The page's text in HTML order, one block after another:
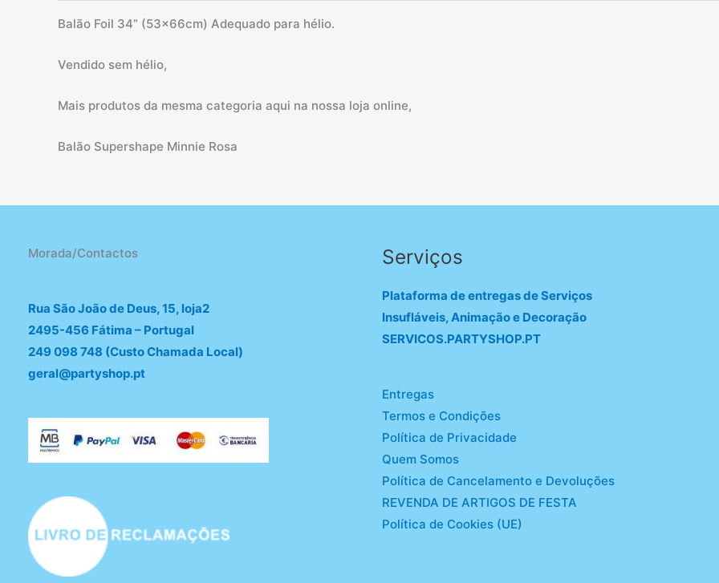
Balão Foil 34” (53x66cm) Adequado para hélio.
Vendido sem hélio,
Mais produtos da mesma categoria aqui na nossa loja online,
Balão Supershape Minnie Rosa
Morada/Contactos
Rua São João de Deus, 15, loja2
2495-456 Fátima – Portugal
249 098 748 (Custo Chamada Local)
geral@partyshop.pt
Serviços
Plataforma de entregas de Serviços
Insufláveis, Animação e Decoração
SERVICOS.PARTYSHOP.PT
Entregas
Termos e Condições
Política de Privacidade
Quem Somos
Política de Cancelamento e Devoluções
REVENDA DE ARTIGOS DE FESTA
Política de Cookies (UE)